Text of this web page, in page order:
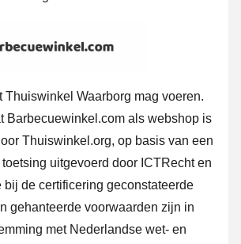
Thuiswinkel Waarborg mag voeren.
Barbecuewinkel.com als webshop is
Thuiswinkel.org, op basis van een
uitgevoerd door ICTRecht en
bij de certificering geconstateerde
gehanteerde voorwaarden zijn in
met Nederlandse wet- en